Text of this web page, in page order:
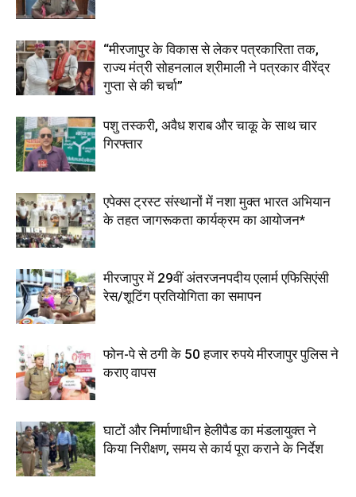
“मीरजापुर के विकास से लेकर पत्रकारिता तक,
राज्य मंत्री सोहनलाल श्रीमाली ने पत्रकार वीरेंद्र
गुप्ता से की चर्चा”
पशु तस्करी, अवैध शराब और चाकू के साथ चार
गिरफ्तार
एपेक्स ट्रस्ट संस्थानों में नशा मुक्त भारत अभियान
के तहत जागरूकता कार्यक्रम का आयोजन*
मीरजापुर में 29वीं अंतरजनपदीय एलार्म एफिसिएंसी
रेस/शूटिंग प्रतियोगिता का समापन
फोन-पे से ठगी के 50 हजार रुपये मीरजापुर पुलिस ने
कराए वापस
घाटों और निर्माणाधीन हेलीपैड का मंडलायुक्त ने
किया निरीक्षण, समय से कार्य पूरा कराने के निर्देश